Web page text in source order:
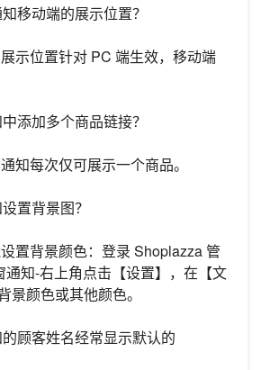
移动端的展示位置？
示位置针对 PC 端生效，移动端
添加多个商品链接？
知每次仅可展示一个商品。
置背景图？
置背景颜色：登录 Shoplazza 管
通知-右上角点击【设置】，在【文
景颜色或其他颜色。
顾客姓名经常显示默认的